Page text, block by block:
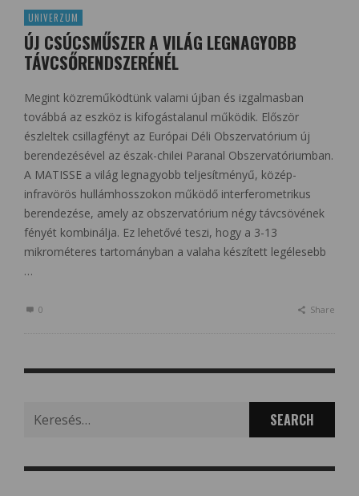
UNIVERZUM
ÚJ CSÚCSMŰSZER A VILÁG LEGNAGYOBB
TÁVCSŐRENDSZERÉNÉL
Megint közreműködtünk valami újban és izgalmasban
továbbá az eszköz is kifogástalanul működik. Először
észleltek csillagfényt az Európai Déli Obszervatórium új
berendezésével az észak-chilei Paranal Obszervatóriumban.
A MATISSE a világ legnagyobb teljesítményű, közép-
infravörös hullámhosszokon működő interferometrikus
berendezése, amely az obszervatórium négy távcsövének
fényét kombinálja. Ez lehetővé teszi, hogy a 3-13
mikrométeres tartományban a valaha készített legélesebb
…
0 Share